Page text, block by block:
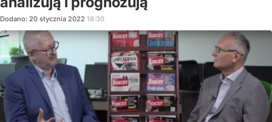
Dodano: 20 stycznia 2022 18:30